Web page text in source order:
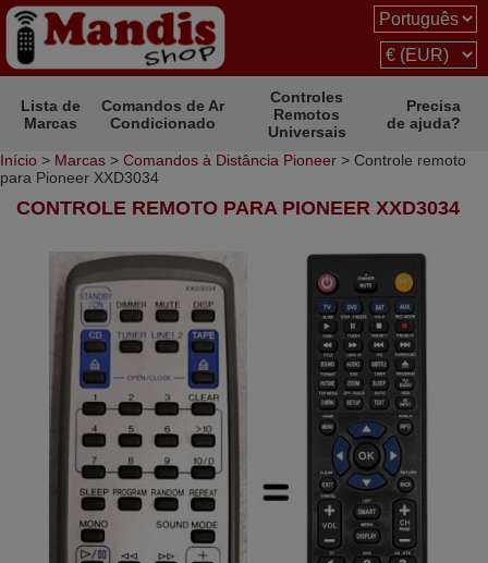
Lista de
Marcas
Comandos de Ar
Condicionado
Controles
Remotos
Universais
Precisa
de ajuda?
Início > Marcas > Comandos à Distância Pioneer > Controle remoto
para Pioneer XXD3034
CONTROLE REMOTO PARA PIONEER XXD3034